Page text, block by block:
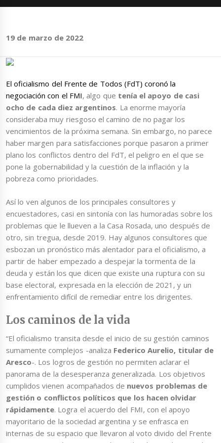
19 de marzo de 2022
El oficialismo del Frente de Todos (FdT) coronó la
negociación con el FMI, algo que tenía el apoyo de casi
ocho de cada diez argentinos. La enorme mayoría
consideraba muy riesgoso el camino de no pagar los
vencimientos de la próxima semana. Sin embargo, no parece
haber margen para satisfacciones porque pasaron a primer
plano los conflictos dentro del FdT, el peligro en el que se
pone la gobernabilidad y la cuestión de la inflación y la
pobreza como prioridades.
Así lo ven algunos de los principales consultores y
encuestadores, casi en sintonía con las humoradas sobre los
problemas que le llueven a la Casa Rosada, uno después de
otro, sin tregua, desde 2019. Hay algunos consultores que
esbozan un pronóstico más alentador para el oficialismo, a
partir de haber empezado a despejar la tormenta de la
deuda y están los que dicen que existe una ruptura con su
base electoral, expresada en la elección de 2021, y un
enfrentamiento difícil de remediar entre los dirigentes.
Los caminos de la vida
“El oficialismo transita desde el inicio de su gestión caminos
sumamente complejos -analiza Federico Aurelio, titular de
Aresco-. Los logros de gestión no permiten aclarar el
panorama de la desesperanza generalizada. Los objetivos
cumplidos vienen acompañados de nuevos problemas de
gestión o conflictos políticos que los hacen olvidar
rápidamente. Logra el acuerdo del FMI, con el apoyo
mayoritario de la sociedad argentina y se enfrasca en
internas de su espacio que llevaron al voto divido del Frente